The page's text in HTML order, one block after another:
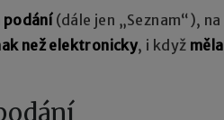
podání (dále jen „Seznam“),
než elektronicky, i když